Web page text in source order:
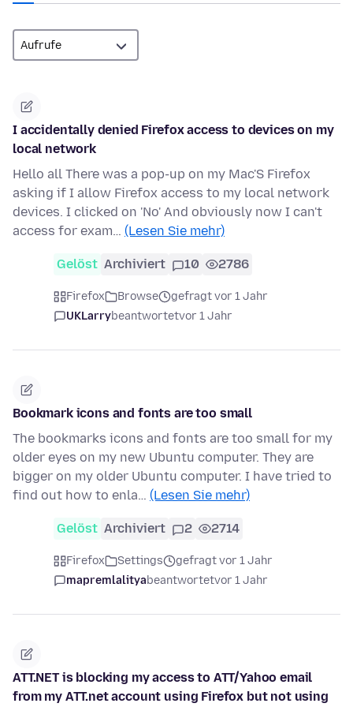
I accidentally denied Firefox access to devices on my
local network
Hello all There was a pop-up on my Mac'S Firefox
asking if I allow Firefox access to my local network
devices. I clicked on 'No' And obviously now I can't
access for exam… (Lesen Sie mehr)
Gelöst Archiviert 10 2786
Firefox Browse
gefragt vor 1 Jahr
UKLarrybeantwortetvor 1 Jahr
Bookmark icons and fonts are too small
The bookmarks icons and fonts are too small for my
older eyes on my new Ubuntu computer. They are
bigger on my older Ubuntu computer. I have tried to
find out how to enla… (Lesen Sie mehr)
Gelöst Archiviert 2 2714
Firefox Settings
gefragt vor 1 Jahr
mapremlalityabeantwortetvor 1 Jahr
ATT.NET is blocking my access to ATT/Yahoo email
from my ATT.net account using Firefox but not using